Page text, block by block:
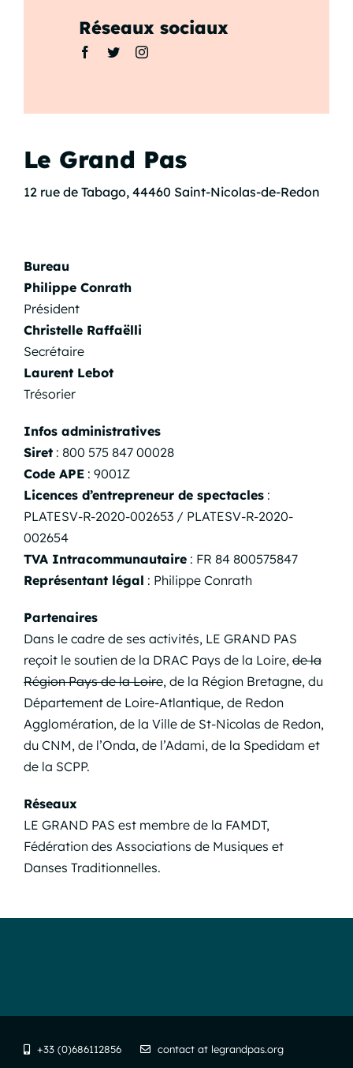
Réseaux sociaux
Le Grand Pas
12 rue de Tabago, 44460 Saint-Nicolas-de-Redon
Bureau
Philippe Conrath
Président
Christelle Raffaëlli
Secrétaire
Laurent Lebot
Trésorier
Infos administratives
Siret : 800 575 847 00028
Code APE : 9001Z
Licences d’entrepreneur de spectacles :
PLATESV-R-2020-002653 / PLATESV-R-2020-
002654
TVA Intracommunautaire : FR 84 800575847
Représentant légal : Philippe Conrath
Partenaires
Dans le cadre de ses activités, LE GRAND PAS
reçoit le soutien de la DRAC Pays de la Loire, de la
Région Pays de la Loire, de la Région Bretagne, du
Département de Loire-Atlantique, de Redon
Agglomération, de la Ville de St-Nicolas de Redon,
du CNM, de l’Onda, de l’Adami, de la Spedidam et
de la SCPP.
Réseaux
LE GRAND PAS est membre de la FAMDT,
Fédération des Associations de Musiques et
Danses Traditionnelles.
+33 (0)686112856 contact at legrandpas.org